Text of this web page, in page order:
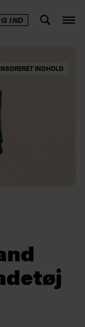
IND
INDHOLD